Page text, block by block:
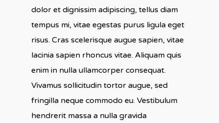
dolor et dignissim adipiscing, tellus diam
tempus mi, vitae egestas purus ligula eget
risus. Cras scelerisque augue sapien, vitae
lacinia sapien rhoncus vitae. Aliquam quis
enim in nulla ullamcorper consequat.
Vivamus sollicitudin tortor augue, sed
fringilla neque commodo eu. Vestibulum
hendrerit massa a nulla gravida